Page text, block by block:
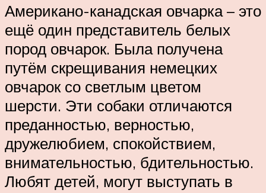
Американо-канадская овчарка – это
ещё один представитель белых
пород овчарок. Была получена
путём скрещивания немецких
овчарок со светлым цветом
шерсти. Эти собаки отличаются
преданностью, верностью,
дружелюбием, спокойствием,
внимательностью, бдительностью.
Любят детей, могут выступать в